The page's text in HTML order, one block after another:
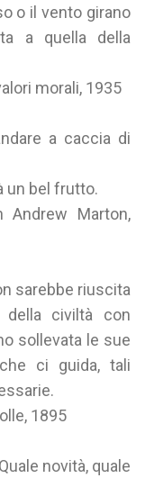
o il vento girano
a quella della
morali, 1935
a caccia di
un bel frutto.
Andrew Marton,
sarebbe riuscita
civiltà con
sollevata le sue
ci guida, tali
1895
novità, quale